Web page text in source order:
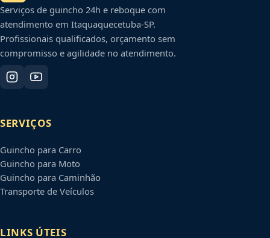
Serviços de guincho 24h e reboque com
atendimento em Itaquaquecetuba-SP.
Profissionais qualificados, orçamento sem
compromisso e agilidade no atendimento.
SERVIÇOS
Guincho para Carro
Guincho para Moto
Guincho para Caminhão
Transporte de Veículos
LINKS ÚTEIS